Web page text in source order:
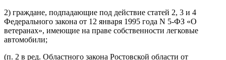
2) граждане, подпадающие под действие статей 2, 3 и 4
Федерального закона от 12 января 1995 года N 5-ФЗ «О
ветеранах», имеющие на праве собственности легковые
автомобили;
(п. 2 в ред. Областного закона Ростовской области от